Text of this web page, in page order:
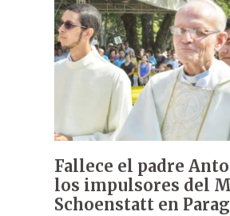
Fallece el padre
los impulsores del
Schoenstatt en